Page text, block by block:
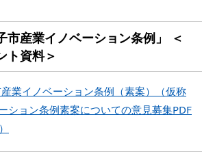
市産業イノベーション条例」 ＜
ト資料＞
産業イノベーション条例（素案）（仮称
ション条例素案についての意見募集PDF